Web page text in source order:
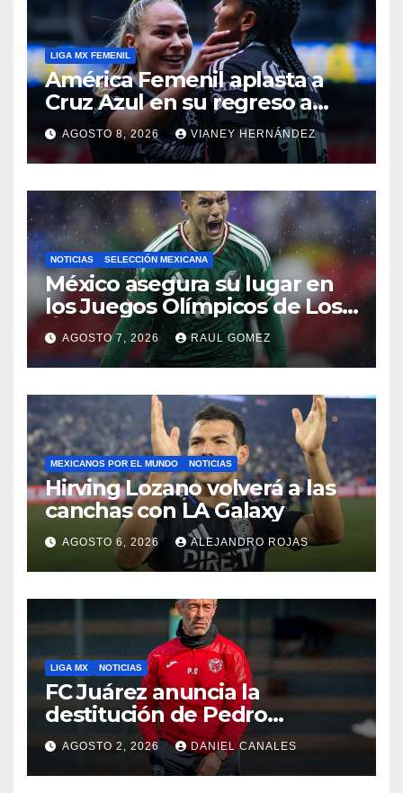
LIGA MX FEMENIL
América Femenil aplasta a
Cruz Azul en su regreso a
casa
AGOSTO 8, 2026 VIANEY HERNÁNDEZ
NOTICIAS SELECCIÓN MEXICANA
México asegura su lugar en
los Juegos Olímpicos de Los
Ángeles 2028
AGOSTO 7, 2026 RAUL GOMEZ
MEXICANOS POR EL MUNDO NOTICIAS
Hirving Lozano volverá a las
canchas con LA Galaxy
AGOSTO 6, 2026 ALEJANDRO ROJAS
LIGA MX NOTICIAS
FC Juárez anuncia la
destitución de Pedro
Caixinha
AGOSTO 2, 2026 DANIEL CANALES